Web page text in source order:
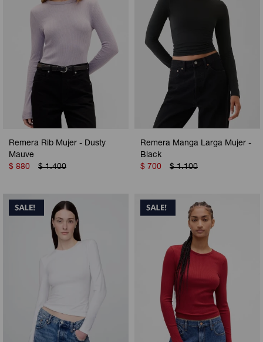
Remera Rib Mujer - Dusty
Mauve
$ 880 $ 1.400
Remera Manga Larga Mujer -
Black
$ 700 $ 1.100